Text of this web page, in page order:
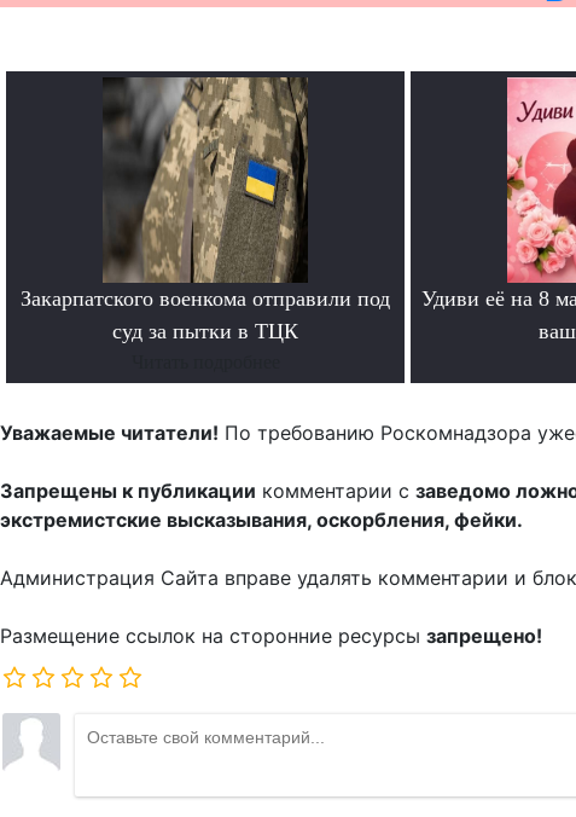
Закарпатского военкома отправили под
суд за пытки в ТЦК
Удиви её на 8
Уважаемые читатели! По требованию Роскомнадзора
Запрещены к публикации комментарии с заведомо
экстремистские высказывания, оскорбления, фейки.
Администрация Сайта вправе удалять комментарии и
Размещение ссылок на сторонние ресурсы запрещено!